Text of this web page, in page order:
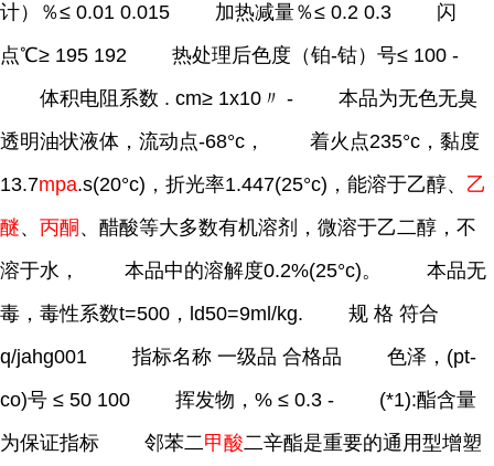
计）％≤ 0.01 0.015 加热减量％≤ 0.2 0.3 闪
点℃≥ 195 192 热处理后色度（铂-钴）号≤ 100 -
体积电阻系数 . cm≥ 1x10〃 - 本品为无色无臭
透明油状液体，流动点-68°c， 着火点235°c，黏度
13.7mpa.s(20°c)，折光率1.447(25°c)，能溶于乙醇、 乙
醚、 丙酮 、醋酸等大多数有机溶剂，微溶于乙二醇，不
溶于水， 本品中的溶解度0.2%(25°c)。 本品无
毒，毒性系数t=500，ld50=9ml/kg. 规 格 符合
q/jahg001 指标名称 一级品 合格品 色泽，(pt-
co)号 ≤ 50 100 挥发物，% ≤ 0.3 - (*1):酯含量
为保证指标 邻苯二甲酸二辛酯是重要的通用型增塑